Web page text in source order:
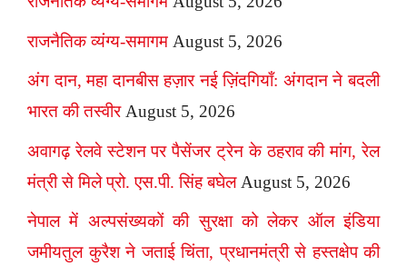
राजनैतिक व्यंग्य-समागम August 5, 2026
अंग दान, महा दानबीस हज़ार नई ज़िंदगियाँ: अंगदान ने बदली
भारत की तस्वीर August 5, 2026
अवागढ़ रेलवे स्टेशन पर पैसेंजर ट्रेन के ठहराव की मांग, रेल
मंत्री से मिले प्रो. एस.पी. सिंह बघेल August 5, 2026
नेपाल में अल्पसंख्यकों की सुरक्षा को लेकर ऑल इंडिया
जमीयतुल कुरैश ने जताई चिंता, प्रधानमंत्री से हस्तक्षेप की